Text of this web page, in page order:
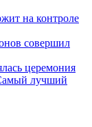
на контроле
совершил
церемония
лучший